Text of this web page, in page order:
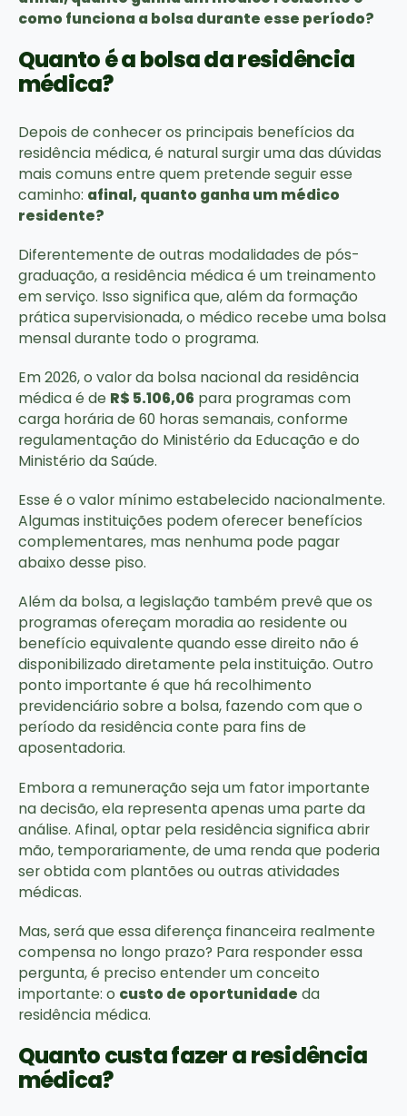
como funciona a bolsa durante esse período?
Quanto é a bolsa da residência
médica?
Depois de conhecer os principais benefícios da
residência médica, é natural surgir uma das dúvidas
mais comuns entre quem pretende seguir esse
caminho: afinal, quanto ganha um médico
residente?
Diferentemente de outras modalidades de pós-
graduação, a residência médica é um treinamento
em serviço. Isso significa que, além da formação
prática supervisionada, o médico recebe uma bolsa
mensal durante todo o programa.
Em 2026, o valor da bolsa nacional da residência
médica é de R$ 5.106,06 para programas com
carga horária de 60 horas semanais, conforme
regulamentação do Ministério da Educação e do
Ministério da Saúde.
Esse é o valor mínimo estabelecido nacionalmente.
Algumas instituições podem oferecer benefícios
complementares, mas nenhuma pode pagar
abaixo desse piso.
Além da bolsa, a legislação também prevê que os
programas ofereçam moradia ao residente ou
benefício equivalente quando esse direito não é
disponibilizado diretamente pela instituição. Outro
ponto importante é que há recolhimento
previdenciário sobre a bolsa, fazendo com que o
período da residência conte para fins de
aposentadoria.
Embora a remuneração seja um fator importante
na decisão, ela representa apenas uma parte da
análise. Afinal, optar pela residência significa abrir
mão, temporariamente, de uma renda que poderia
ser obtida com plantões ou outras atividades
médicas.
Mas, será que essa diferença financeira realmente
compensa no longo prazo? Para responder essa
pergunta, é preciso entender um conceito
importante: o custo de oportunidade da
residência médica.
Quanto custa fazer a residência
médica?